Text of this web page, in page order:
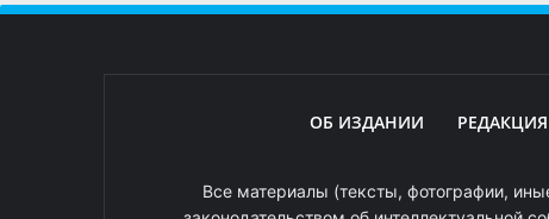
ОБ ИЗДАНИИ РЕДАКЦИЯ
Все материалы (тексты, фотографии,